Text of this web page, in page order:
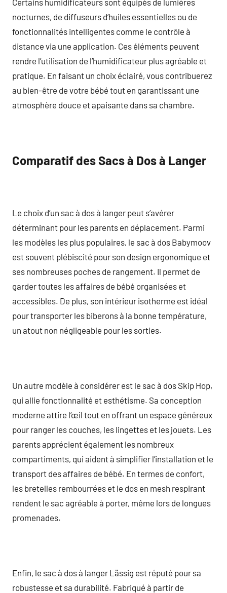
nocturnes, de diffuseurs d’huiles essentielles ou de
fonctionnalités intelligentes comme le contrôle à
distance via une application. Ces éléments peuvent
rendre l’utilisation de l’humidificateur plus agréable et
pratique. En faisant un choix éclairé, vous contribuerez
au bien-être de votre bébé tout en garantissant une
atmosphère douce et apaisante dans sa chambre.
Comparatif des Sacs à Dos à Langer
Le choix d’un sac à dos à langer peut s’avérer
déterminant pour les parents en déplacement. Parmi
les modèles les plus populaires, le sac à dos Babymoov
est souvent plébiscité pour son design ergonomique et
ses nombreuses poches de rangement. Il permet de
garder toutes les affaires de bébé organisées et
accessibles. De plus, son intérieur isotherme est idéal
pour transporter les biberons à la bonne température,
un atout non négligeable pour les sorties.
Un autre modèle à considérer est le sac à dos Skip Hop,
qui allie fonctionnalité et esthétisme. Sa conception
moderne attire l’œil tout en offrant un espace généreux
pour ranger les couches, les lingettes et les jouets. Les
parents apprécient également les nombreux
compartiments, qui aident à simplifier l’installation et le
transport des affaires de bébé. En termes de confort,
les bretelles rembourrées et le dos en mesh respirant
rendent le sac agréable à porter, même lors de longues
promenades.
Enfin, le sac à dos à langer Lässig est réputé pour sa
robustesse et sa durabilité. Fabriqué à partir de